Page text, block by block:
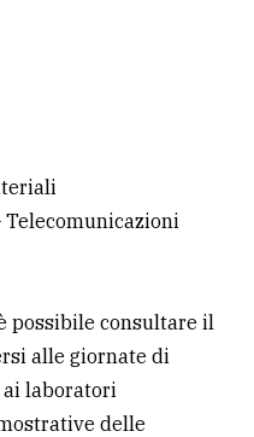
possibile consultare il
alle giornate di
laboratori
delle